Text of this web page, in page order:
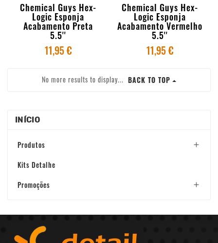
Chemical Guys Hex-
Logic Esponja
Acabamento Preta
5.5''
11,95 €
Chemical Guys Hex-
Logic Esponja
Acabamento Vermelho
5.5''
11,95 €
No more results to display... BACK TO TOP
INÍCIO
Produtos 
Kits Detalhe
Promoções
